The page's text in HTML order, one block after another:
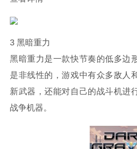
3 黑暗重力
黑暗重力是一款快节奏的低多边
是非线性的，游戏中有众多敌人
新武器，还能对自己的战斗机进
战争机器。